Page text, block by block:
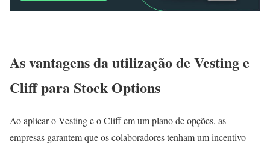
As vantagens da utilização de Vesting e
Cliff para Stock Options
Ao aplicar o Vesting e o Cliff em um plano de opções, as
empresas garantem que os colaboradores tenham um incentivo